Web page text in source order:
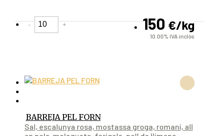
150 €/kg
10.00%IVA inclòs
- +
BARREJA PEL FORN
Sal, escalunya rosa, mostassa groga, romaní, all